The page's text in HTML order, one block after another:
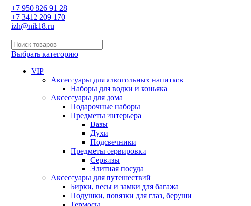
+7 950 826 91 28
+7 3412 209 170
izh@nik18.ru
Выбрать категорию
VIP
Аксессуары для алкогольных напитков
Наборы для водки и коньяка
Аксессуары для дома
Подарочные наборы
Предметы интерьера
Вазы
Духи
Подсвечники
Предметы сервировки
Сервизы
Элитная посуда
Аксессуары для путешествий
Бирки, весы и замки для багажа
Подушки, повязки для глаз, беруши
Термосы